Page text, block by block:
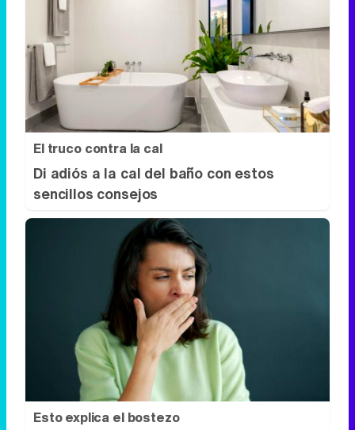
El truco contra la cal
Di adiós a la cal del baño con estos
sencillos consejos
Esto explica el bostezo